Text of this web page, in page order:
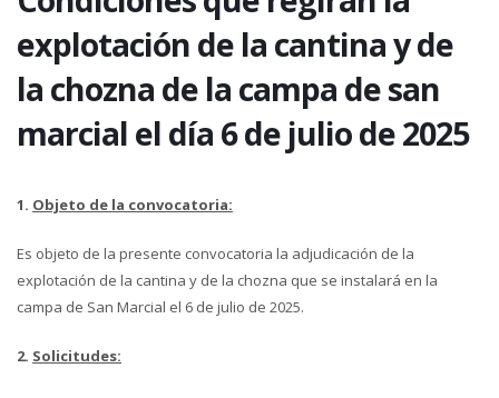
explotación de la cantina y de
la chozna de la campa de san
marcial el día 6 de julio de 2025
1. Objeto de la convocatoria:
Es objeto de la presente convocatoria la adjudicación de la
explotación de la cantina y de la chozna que se instalará en la
campa de San Marcial el 6 de julio de 2025.
2. Solicitudes: